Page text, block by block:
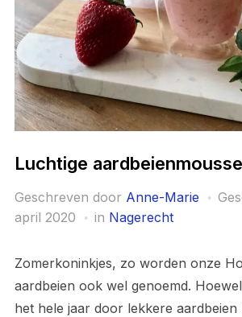
Luchtige aardbeienmousse
Geschreven door Anne-Marie
april 2020
in Nagerecht
Zomerkoninkjes, zo worden onze
aardbeien ook wel genoemd.
het hele jaar door lekkere